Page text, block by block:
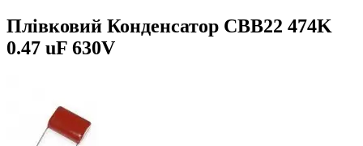
Плівковий Конденсатор CBB22 474K
0.47 uF 630V